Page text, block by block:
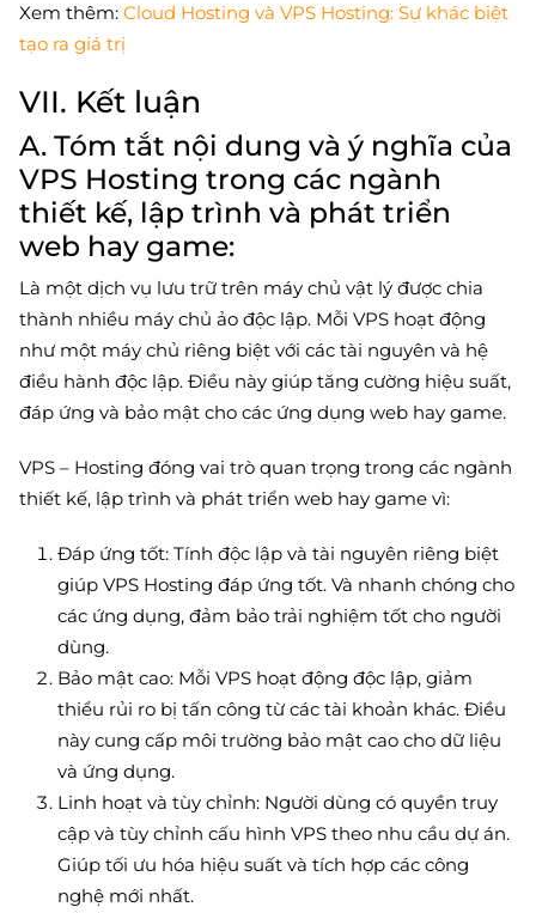
Xem thêm:Cloud Hosting và VPS Hosting: Sự khác biệt
tạo ra giá trị
VII. Kết luận
A. Tóm tắt nội dung và ý nghĩa của
VPS Hosting trong các ngành
thiết kế, lập trình và phát triển
web hay game:
Là một dịch vụ lưu trữ trên máy chủ vật lý được chia
thành nhiều máy chủ ảo độc lập. Mỗi VPS hoạt động
như một máy chủ riêng biệt với các tài nguyên và hệ
điều hành độc lập. Điều này giúp tăng cường hiệu suất,
đáp ứng và bảo mật cho các ứng dụng web hay game.
VPS – Hosting đóng vai trò quan trọng trong các ngành
thiết kế, lập trình và phát triển web hay game vì:
Đáp ứng tốt: Tính độc lập và tài nguyên riêng biệt
giúp VPS Hosting đáp ứng tốt. Và nhanh chóng cho
các ứng dụng, đảm bảo trải nghiệm tốt cho người
dùng.
Bảo mật cao: Mỗi VPS hoạt động độc lập, giảm
thiểu rủi ro bị tấn công từ các tài khoản khác. Điều
này cung cấp môi trường bảo mật cao cho dữ liệu
và ứng dụng.
Linh hoạt và tùy chỉnh: Người dùng có quyền truy
cập và tùy chỉnh cấu hình VPS theo nhu cầu dự án.
Giúp tối ưu hóa hiệu suất và tích hợp các công
nghệ mới nhất.